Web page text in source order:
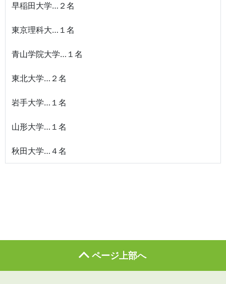
早稲田大学…２名
東京理科大…１名
青山学院大学…１名
東北大学…２名
岩手大学…１名
山形大学…１名
秋田大学…４名
ページ上部へ